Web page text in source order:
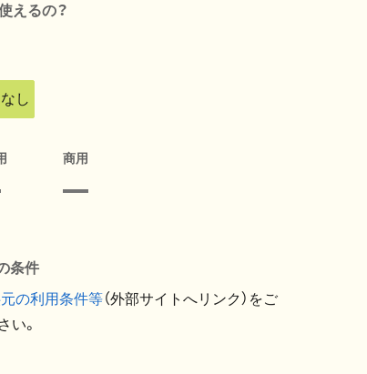
えるの？
し
商用
条件
の利用条件等（外部サイトへリンク）をご
い。